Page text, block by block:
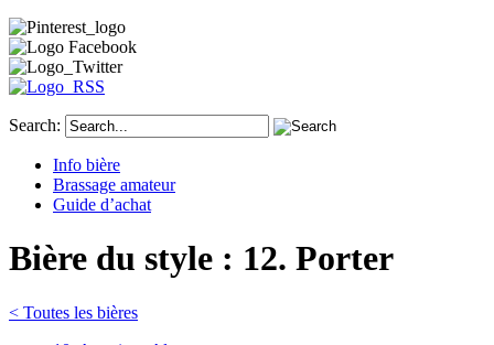
Search:
Info bière
Brassage amateur
Guide d’achat
Bière du style : 12. Porter
< Toutes les bières